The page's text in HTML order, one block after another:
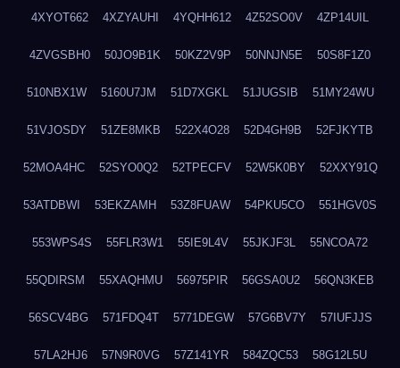
4XYOT662 4XZYAUHI 4YQHH612 4Z52SO0V 4ZP14UIL
4ZVGSBH0 50JO9B1K 50KZ2V9P 50NNJN5E 50S8F1Z0
510NBX1W 5160U7JM 51D7XGKL 51JUGSIB 51MY24WU
51VJOSDY 51ZE8MKB 522X4O28 52D4GH9B 52FJKYTB
52MOA4HC 52SYO0Q2 52TPECFV 52W5K0BY 52XXY91Q
53ATDBWI 53EKZAMH 53Z8FUAW 54PKU5CO 551HGV0S
553WPS4S 55FLR3W1 55IE9L4V 55JKJF3L 55NCOA72
55QDIRSM 55XAQHMU 56975PIR 56GSA0U2 56QN3KEB
56SCV4BG 571FDQ4T 5771DEGW 57G6BV7Y 57IUFJJS
57LA2HJ6 57N9R0VG 57Z141YR 584ZQC53 58G12L5U